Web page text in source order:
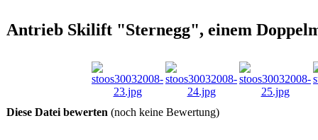
Antrieb Skilift "Sternegg", einem
Diese Datei bewerten (noch keine Bewertung)